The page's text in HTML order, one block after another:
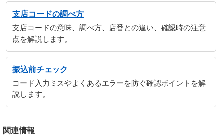
支店コードの調べ方
支店コードの意味、調べ方、店番との違い、確認時の注意
点を解説します。
振込前チェック
コード入力ミスやよくあるエラーを防ぐ確認ポイントを解
説します。
関連情報